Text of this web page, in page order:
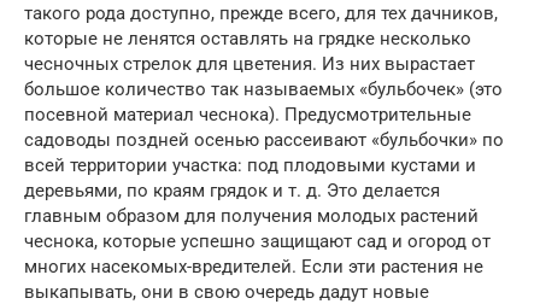
такого рода доступно, прежде всего, для тех дачников,
которые не ленятся оставлять на грядке несколько
чесночных стрелок для цветения. Из них вырастает
большое количество так называемых «бульбочек» (это
посевной материал чеснока). Предусмотрительные
садоводы поздней осенью рассеивают «бульбочки» по
всей территории участка: под плодовыми кустами и
деревьями, по краям грядок и т. д. Это делается
главным образом для получения молодых растений
чеснока, которые успешно защищают сад и огород от
многих насекомых-вредителей. Если эти растения не
выкапывать, они в свою очередь дадут новые